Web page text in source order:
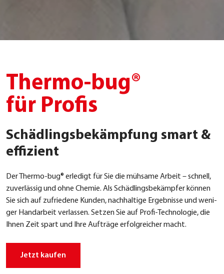
Thermo-bug®
für Profis
Schädlingsbekämpfung smart &
effizient
Der Ther­mo-bug® erle­digt für Sie die müh­sa­me Arbeit – schnell,
zuver­läs­sig und ohne Che­mie. Als Schäd­lings­be­kämp­fer kön­nen
Sie sich auf zufrie­de­ne Kun­den, nach­hal­ti­ge Ergeb­nis­se und weni­
ger Hand­ar­beit ver­las­sen. Set­zen Sie auf Pro­fi-Tech­no­lo­gie, die
Ihnen Zeit spart und Ihre Auf­trä­ge erfolg­rei­cher macht.
Jetzt kau­fen